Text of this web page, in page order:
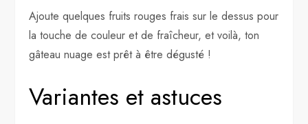
Ajoute quelques fruits rouges frais sur le dessus pour
la touche de couleur et de fraîcheur, et voilà, ton
gâteau nuage est prêt à être dégusté !
Variantes et astuces